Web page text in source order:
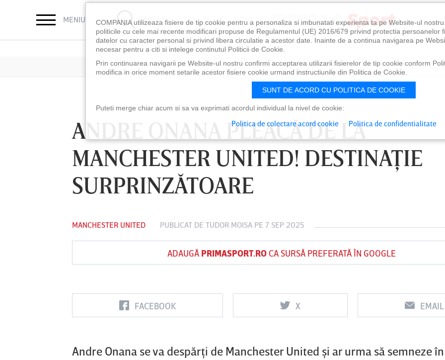
MENIU CAUTĂ
ANDRE ONANA PLEACĂ DE LA
MANCHESTER UNITED! DESTINAŢIE
SURPRINZĂTOARE
MANCHESTER UNITED PUBLICAT DE TUDOR MOISA PE 7 SEP 2025
ADAUGĂ PRIMASPORT.ROCA SURSĂ PREFERATĂ ÎN GOOGLE
FACEBOOK X EMAIL
Andre Onana se va despărţi de Manchester United şi ar urma să semneze
FC Botoşani
Vs
Corvinul
Hunedoara
Sepsi OSK Sf
Vs
FCSB UTA Arad
Vs
Rapid
COMPANIA utilizeaza fisiere de tip cookie pentru a personaliza si imbunatati experienta ta pe Website-ul
politicile cu cele mai recente modificari propuse de Regulamentul (UE) 2016/679 privind protectia persoanelor
datelor cu caracter personal si privind libera circulatie a acestor date. Inainte de a continua navigarea pe
necesar pentru a citi si intelege continutul Politicii de Cookie.
Prin continuarea navigarii pe Website-ul nostru confirmi acceptarea utilizarii fisierelor de tip cookie conform
modifica in orice moment setarile acestor fisiere cookie urmand instructiunile din Politica de Cookie.
SUNT DE ACORD CU POLITICA DE COOKIE
Puteti merge chiar acum si sa va exprimati acordul individual la nivel de cookie:
Politica de colectare acord cookie Politica de confidentialitate